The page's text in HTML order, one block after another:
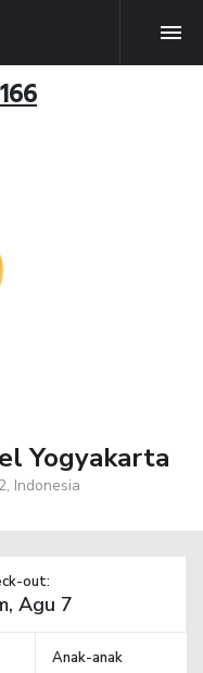
Yogyakarta
Indonesia
out:
Anak-anak